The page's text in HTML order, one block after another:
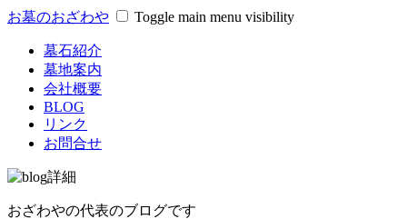
お墓のおざわや Toggle main menu visibility
墓石紹介
墓地案内
会社概要
BLOG
リンク
お問合せ
おざわやの代表のブログです